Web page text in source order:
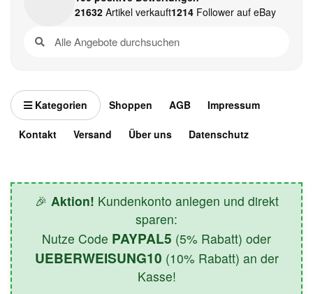
21632Artikel verkauft1214Follower auf eBay
Kategorien Shoppen AGB Impressum
Kontakt Versand Über uns Datenschutz
🎉 Aktion! Kundenkonto anlegen und direkt
sparen:
Nutze Code PAYPAL5 (5% Rabatt) oder
UEBERWEISUNG10 (10% Rabatt) an der
Kasse!